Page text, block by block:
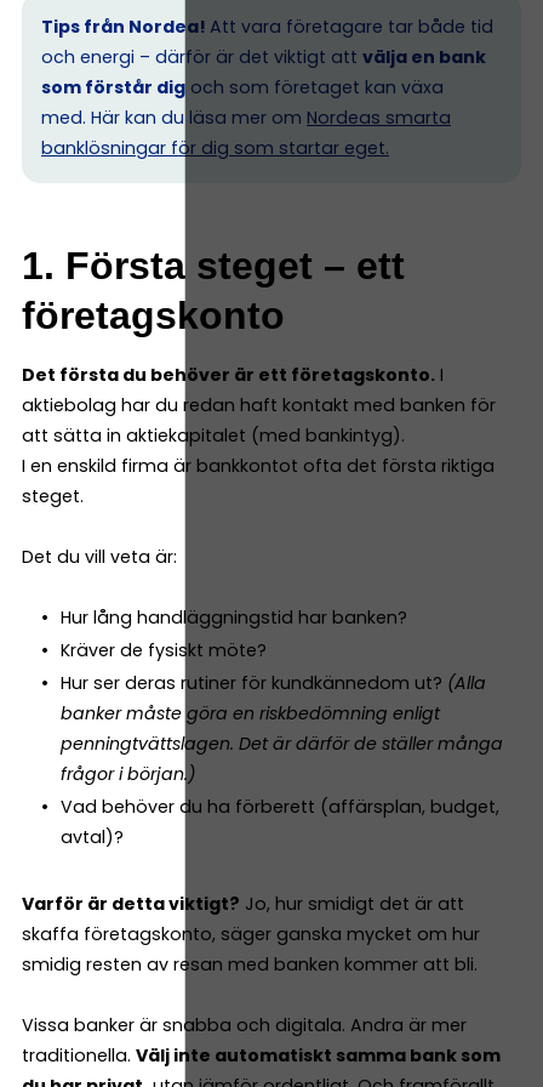
Tips från Nordea! Att vara företagare tar både tid
och energi – därför är det viktigt att välja en bank
som förstår dig och som företaget kan växa
med. Här kan du läsa mer om Nordeas smarta
banklösningar för dig som startar eget.
1. Första steget – ett
företagskonto
Det första du behöver är ett företagskonto. I
aktiebolag har du redan haft kontakt med banken för
att sätta in aktiekapitalet (med bankintyg).
I en enskild firma är bankkontot ofta det första riktiga
steget.
Det du vill veta är:
Hur lång handläggningstid har banken?
Kräver de fysiskt möte?
Hur ser deras rutiner för kundkännedom ut? (Alla
banker måste göra en riskbedömning enligt
penningtvättslagen. Det är därför de ställer många
frågor i början.)
Vad behöver du ha förberett (affärsplan, budget,
avtal)?
Varför är detta viktigt? Jo, hur smidigt det är att
skaffa företagskonto, säger ganska mycket om hur
smidig resten av resan med banken kommer att bli.
Vissa banker är snabba och digitala. Andra är mer
traditionella. Välj inte automatiskt samma bank som